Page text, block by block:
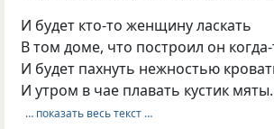
И будет кто-то женщину ласкать
В том доме, что построил он
И будет пахнуть нежностью
И утром в чае плавать кустик мяты.
… показать весь текст …